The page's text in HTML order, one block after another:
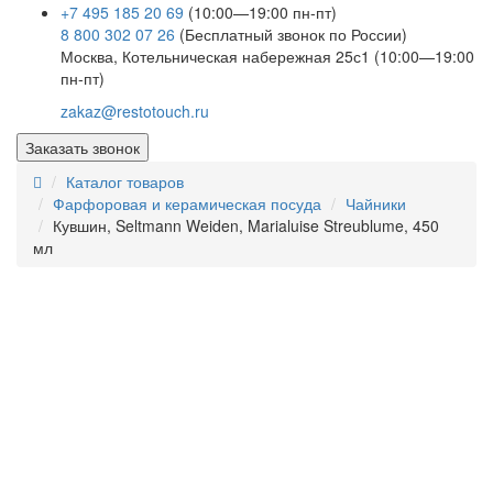
+7 495 185 20 69 (10:00—19:00 пн-пт)
8 800 302 07 26 (Бесплатный звонок по России)
Москва, Котельническая набережная 25с1 (10:00—19:00
пн-пт)
zakaz@restotouch.ru
Заказать звонок
Каталог товаров
Фарфоровая и керамическая посуда
Чайники
Кувшин, Seltmann Weiden, Marialuise Streublume, 450
мл